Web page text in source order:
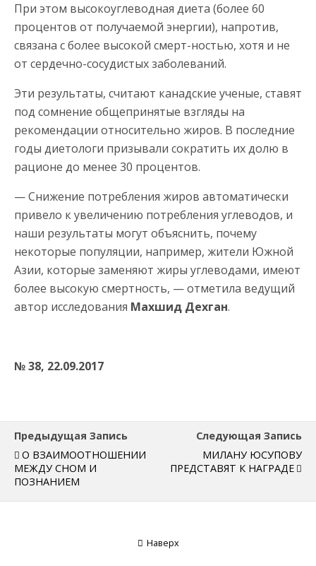
При этом высокоуглеводная диета (более 60
процентов от получаемой энергии), напротив,
связана с более высокой смерт-ностью, хотя и не
от сердечно-сосудистых заболеваний.
Эти результаты, считают канадские ученые, ставят
под сомнение общепринятые взгляды на
рекомендации относительно жиров. В последние
годы диетологи призывали сократить их долю в
рационе до менее 30 процентов.
— Снижение потребления жиров автоматически
привело к увеличению потребления углеводов, и
наши результаты могут объяснить, почему
некоторые популяции, например, жители Южной
Азии, которые заменяют жиры углеводами, имеют
более высокую смертность, — отметила ведущий
автор исследования Махшид Дехган.
№ 38, 22.09.2017
Предыдущая Запись
О ВЗАИМООТНОШЕНИИ
МЕЖДУ СНОМ И
ПОЗНАНИЕМ
Следующая Запись
МИЛАНУ ЮСУПОВУ
ПРЕДСТАВЯТ К НАГРАДЕ
Наверх